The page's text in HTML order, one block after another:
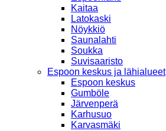
Kaitaa
Latokaski
Nöykkiö
Saunalahti
Soukka
Suvisaaristo
Espoon keskus ja lähialueet
Espoon keskus
Gumböle
Järvenperä
Karhusuo
Karvasmäki